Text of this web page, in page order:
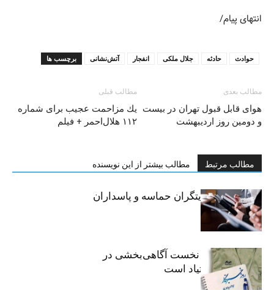
انتهای پیام/
برچسب ها آتش‌نشانی انفجار جلال ملکی حادثه حوادث
مطالب قبلی
يك مزاحمت عجيب براى شماره
١١٢ هلال‌احمر + فیلم
مطالب بعدی
هوای قابل قبول تهران در بیست
و دومین روز اردیبهشت
مطالب مرتبط مطالب بیشتر از این نویسنده
خبرنگاران، روایتگران حماسه و پاسداران
حقیقت
«رسانه» سنگر نخست آگاهی‌بخشی در
پیشگیری از اعتیاد است